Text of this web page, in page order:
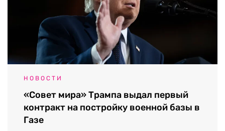
НОВОСТИ
«Совет мира» Трампа выдал первый
контракт на постройку военной базы в
Газе